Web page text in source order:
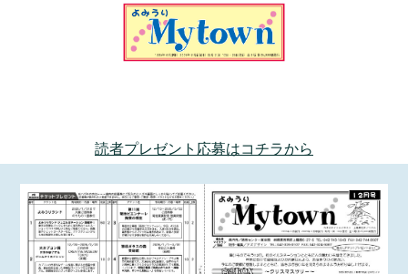
読者プレゼント応募はコチラから